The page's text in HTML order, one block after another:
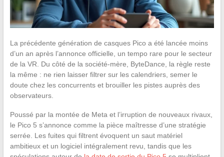
La précédente génération de casques Pico a été lancée moins
d’un an après l’annonce officielle, un tempo rare pour le secteur
de la VR. Du côté de la société-mère, ByteDance, la règle reste
la même : ne rien laisser filtrer sur les calendriers, semer le
doute chez les concurrents et brouiller les pistes auprès des
observateurs.
Poussé par la montée de Meta et l’irruption de nouveaux rivaux,
le Pico 5 s’annonce comme la pièce maîtresse d’une stratégie
serrée. Les fuites qui filtrent évoquent un saut matériel
ambitieux et un logiciel intégralement revu, tandis que les